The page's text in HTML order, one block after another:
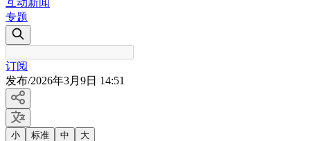
互动新闻
专题
订阅
发布/2026年3月9日 14:51
小 标准 中 大